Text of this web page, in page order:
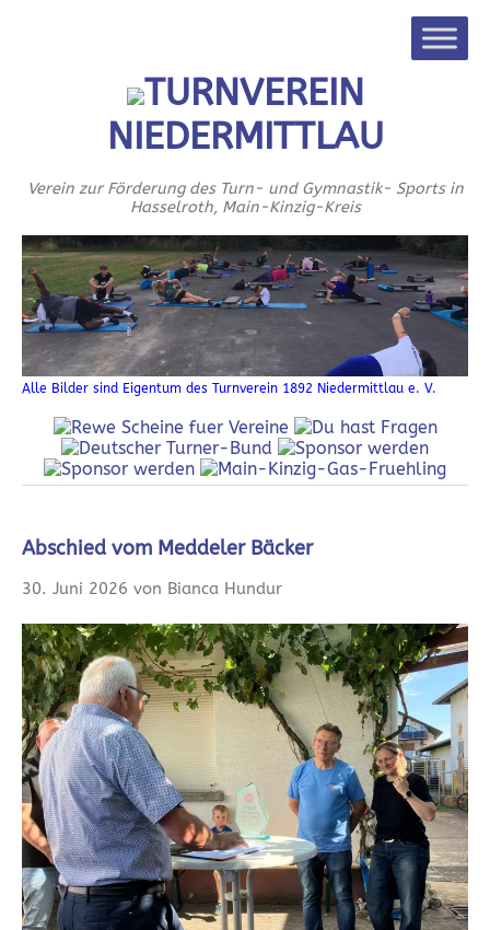
TURNVEREIN
NIEDERMITTLAU
Verein zur Förderung des Turn- und Gymnastik- Sports in
Hasselroth, Main-Kinzig-Kreis
Alle Bilder sind Eigentum des Turnverein 1892 Niedermittlau e. V.
Abschied vom Meddeler Bäcker
30. Juni 2026 von Bianca Hundur